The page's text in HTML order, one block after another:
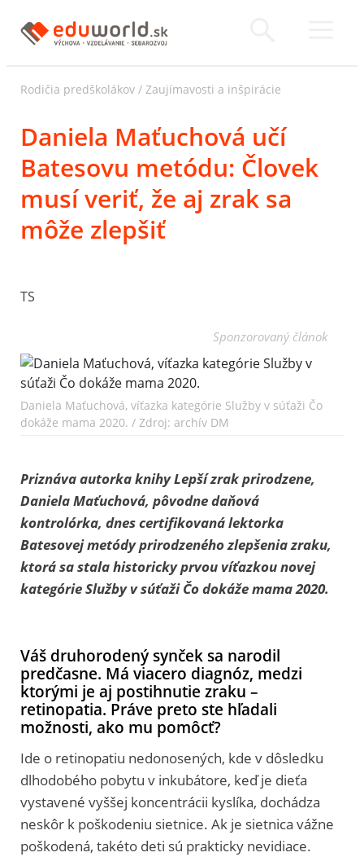
Rodičia predškolákov / Zaujímavosti a inšpirácie
Daniela Maťuchová učí
Batesovu metódu: Človek
musí veriť, že aj zrak sa
môže zlepšiť
TS
Sponzorovaný článok
Daniela Maťuchová, víťazka kategórie Služby v súťaži Čo
dokáže mama 2020. / Zdroj: archív DM
Priznáva autorka knihy Lepší zrak prirodzene,
Daniela Maťuchová, pôvodne daňová
kontrolórka, dnes certifikovaná lektorka
Batesovej metódy prirodzeného zlepšenia zraku,
ktorá sa stala historicky prvou víťazkou novej
kategórie Služby v súťaži Čo dokáže mama 2020.
Váš druhorodený synček sa narodil
predčasne. Má viacero diagnóz, medzi
ktorými je aj postihnutie zraku –
retinopatia. Práve preto ste hľadali
možnosti, ako mu pomôcť?
Ide o retinopatiu nedonosených, kde v dôsledku
dlhodobého pobytu v inkubátore, keď je dieťa
vystavené vyššej koncentrácii kyslíka, dochádza
neskôr k poškodeniu sietnice. Ak je sietnica vážne
poškodená, takéto deti sú prakticky nevidiace.